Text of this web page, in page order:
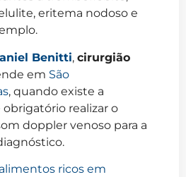
eritema nodoso e
Benitti, cirurgião
em São
, quando existe a
realizar o
doppler venoso para a
ricos em